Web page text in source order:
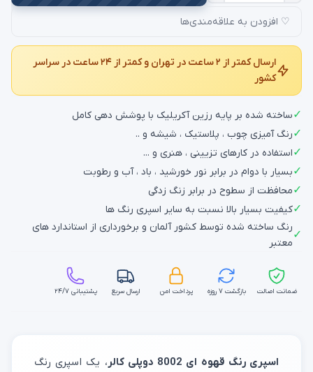
♡ افزودن به علاقه‌مندی‌ها
ارسال کمتر از ۲ ساعت در تهران و کمتر از ۲۴ ساعت در سراسر
کشور
✓ساخته شده بر پایه رزین آکریلیک با پوشش دهی کامل
✓رنگ آمیزی چوب ، پلاستیک ، شیشه و ..
✓استفاده در کارهای تزیینی ، هنری و ...
✓بسیار با دوام در برابر نور خورشید ، باد ، آب و رطوبت
✓محافظت از سطوح در برابر زنگ زدگی
✓کیفیت بسیار بالا نسبت به سایر اسپری رنگ ها
✓
رنگ ساخته شده توسط کشور آلمان و برخورداری از استاندارد های
معتبر
ضمانت اصالت بازگشت ۷ روزه پرداخت امن ارسال سریع پشتیبانی ۲۴/۷
اسپری رنگ قهوه ای 8002 دوپلی کالر
، یک اسپری رنگ